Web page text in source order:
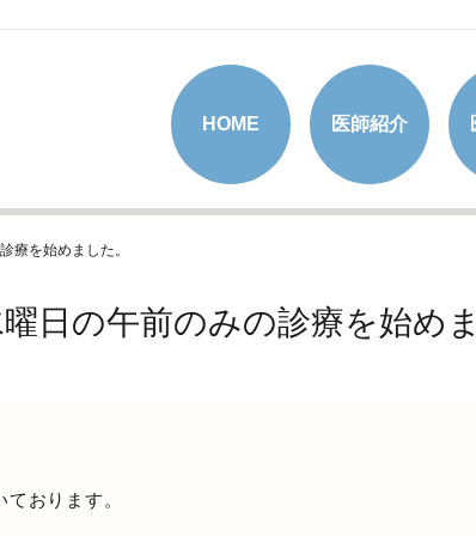
HOME 医師紹介
療を始めました。
日の午前のみの診療を始め
おります。